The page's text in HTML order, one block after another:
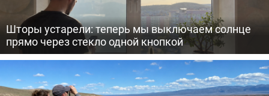
Шторы устарели: теперь мы выключаем солнце
прямо через стекло одной кнопкой